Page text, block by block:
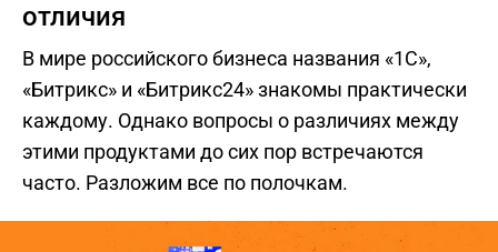
отличия
В мире российского бизнеса названия «1С»,
«Битрикс» и «Битрикс24» знакомы практически
каждому. Однако вопросы о различиях между
этими продуктами до сих пор встречаются
часто. Разложим все по полочкам.